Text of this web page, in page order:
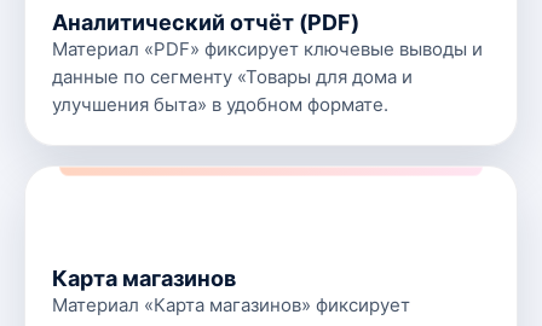
Аналитический отчёт (PDF)
Материал «PDF» фиксирует ключевые выводы и
данные по сегменту «Товары для дома и
улучшения быта» в удобном формате.
Карта магазинов
Материал «Карта магазинов» фиксирует